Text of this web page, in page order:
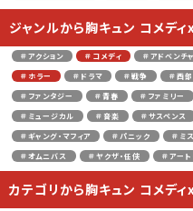
ジャンルから胸キュン コメデ
＃アクション ＃コメディ ＃アドベンチ
＃ホラー
＃ドラマ ＃戦争 ＃西
＃ファンタジー
＃青春 ＃ファミリー
＃ミュージカル
＃音楽 ＃サスペンス
＃ギャング・マフィア
＃パニック ＃ミ
＃オムニバス
＃ヤクザ・任侠 ＃アート
カテゴリから胸キュン コメデ